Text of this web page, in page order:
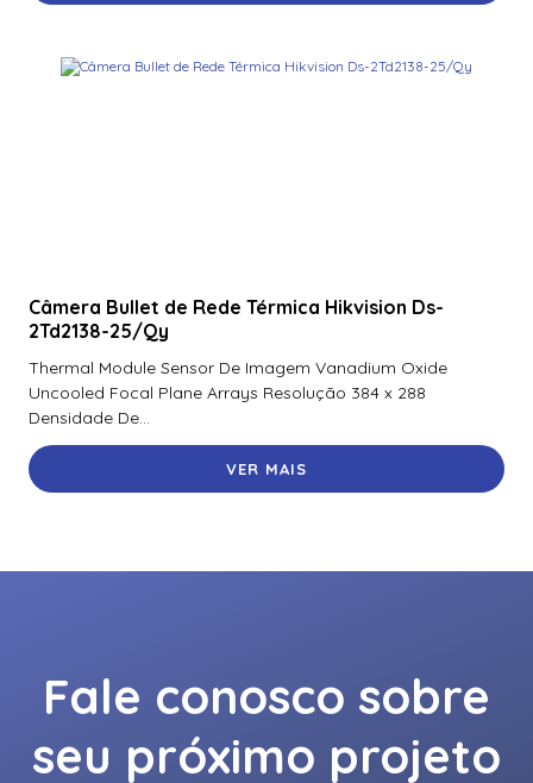
Camera Ip Lpr 4Mp Hikvision Ds-Tcg405-E(3.1 – 6Mm)
Câmera Bullet de Rede Térmica Hikvision Ds-
2Td2138-25/Qy
Thermal Module Sensor De Imagem Vanadium Oxide
Uncooled Focal Plane Arrays Resolução 384 x 288
Densidade De...
VER MAIS
Fale conosco sobre
seu próximo projeto